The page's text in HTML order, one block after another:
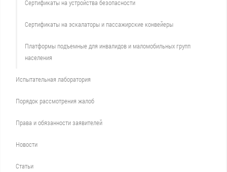
Сертификаты на устройства безопасности
Сертификаты на эскалаторы и пассажирские конвейеры
Платформы подъемные для инвалидов и маломобильных групп
населения
Испытательная лаборатория
Порядок рассмотрения жалоб
Права и обязанности заявителей
Новости
Статьи